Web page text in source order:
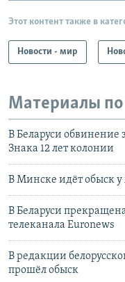
Этот контент также в
Новости - мир
Материалы
В Беларуси обвинение
Знака 12 лет колонии
В Минске идёт обыск у
В Беларуси
телеканала Euronews
В редакции
прошёл обыск